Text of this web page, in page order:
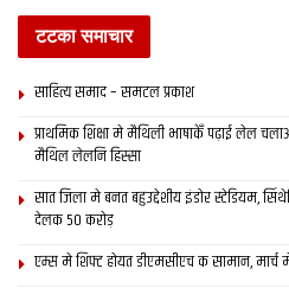
लोकनि लाभान्वित भेलाह अछि।
स्‍तरीय साहित्‍य-लेखनक दृष्टि सँ मैथिलीक
सकै छी जे ई भाषा म्‍यूजियम दिस, माने
प्रश्न-मैथिलीक साहित्यिक दाँव-पेंच मे
गौरीनाथ: ई तँ भाषाक दोकानदार
फुर्सते नइँ अछि।
टटका समाचार
साहित्य समाद – समटल प्रकाश
प्राथमिक शि‍क्षा मे मैथि‍ली भाषाकेँ पढ़ाई लेल
मैथिल लेलनि हिस्सा
सात जिला मे बनत बहुउद्देशीय इंडोर स्‍टेडि‍यम,
देलक 50 करोड़
एम्स मे शिफ्ट होयत डीएमसीएच क सामान, मार्च